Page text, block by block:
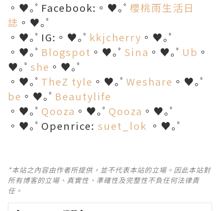
。♥｡ﾟFacebook:。♥｡ﾟ 櫻桃雨生活日
誌 。♥｡ﾟ
。♥｡ﾟIG:。♥｡ﾟ kkjcherry 。♥｡ﾟ
。♥｡ﾟ Blogspot 。♥｡ﾟ Sina 。♥｡ﾟ Ub 。
♥｡ﾟ she 。♥｡ﾟ
。♥｡ﾟ TheZ tyle 。♥｡ﾟ Weshare 。♥｡ﾟ
be 。♥｡ﾟ Beautylife
。♥｡ﾟ Qooza 。♥｡ﾟ Qooza 。♥｡ﾟ
。♥｡ﾟOpenrice: suet_lok 。♥｡ﾟ
*本站之內容由作者所提供，並不代表本站的立場。因此本站對
所有博客的立場、真實性、準確性及完整性不負任何法律責
任。